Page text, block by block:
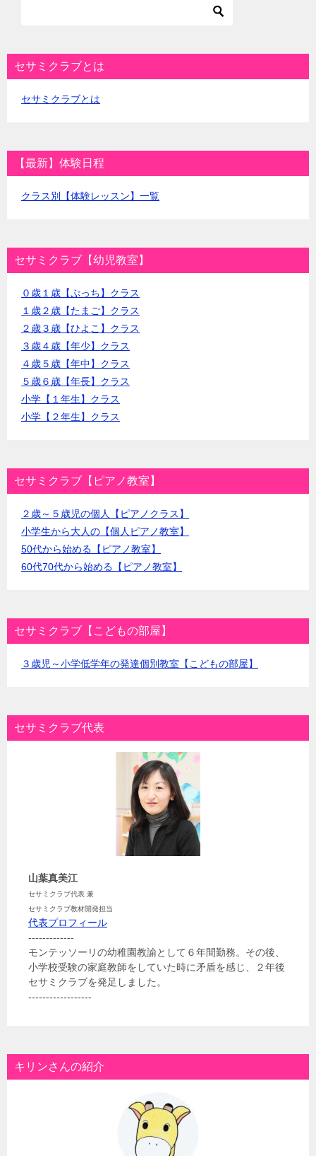
セサミクラブとは
セサミクラブとは
【最新】体験日程
クラス別【体験レッスン】一覧
セサミクラブ【幼児教室】
０歳１歳【ぷっち】クラス
１歳２歳【たまご】クラス
２歳３歳【ひよこ】クラス
３歳４歳【年少】クラス
４歳５歳【年中】クラス
５歳６歳【年長】クラス
小学【１年生】クラス
小学【２年生】クラス
セサミクラブ【ピアノ教室】
２歳～５歳児の個人【ピアノクラス】
小学生から大人の【個人ピアノ教室】
50代から始める【ピアノ教室】
60代70代から始める【ピアノ教室】
セサミクラブ【こどもの部屋】
３歳児～小学低学年の発達個別教室【こどもの部屋】
セサミクラブ代表
山葉真美江
セサミクラブ代表 兼
セサミクラブ教材開発担当
代表プロフィール
-------------
モンテッソーリの幼稚園教諭として６年間勤務。その後、
小学校受験の家庭教師をしていた時に矛盾を感じ、２年後
セサミクラブを発足しました。
------------------
キリンさんの紹介